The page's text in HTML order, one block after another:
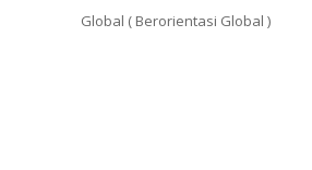
Global ( Berorientasi Global )